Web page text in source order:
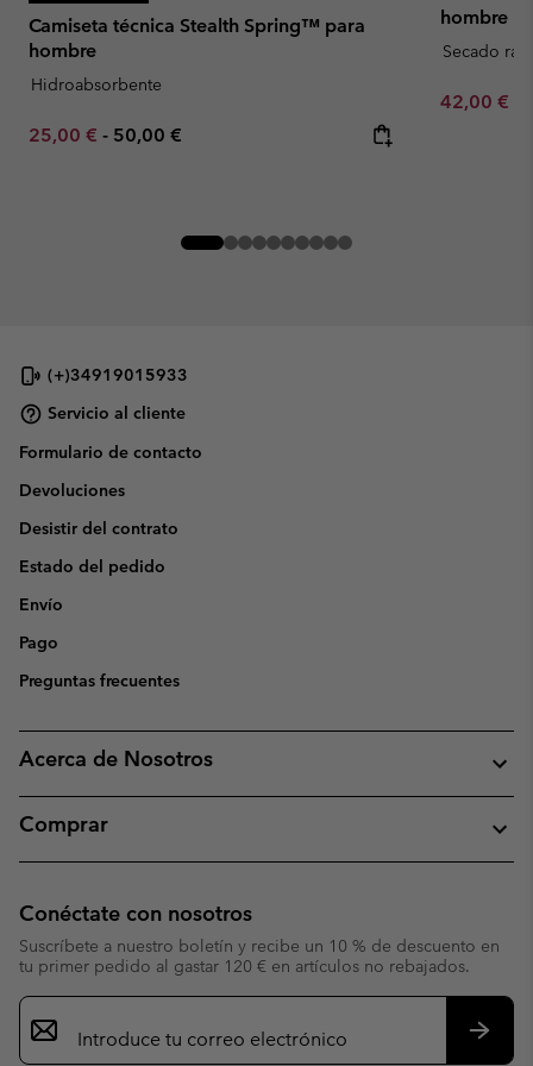
Camiseta técnica Stealth Spring™ para
hombre
Hidroabsorbente
Minimum sale price:
25,00 € - Maximum price:
50,00 €
hombre
Secado
Minimum
42,00 €
(+)34919015933
Servicio al cliente
Formulario de contacto
Devoluciones
Desistir del contrato
Estado del pedido
Envío
Pago
Preguntas frecuentes
Acerca de Nosotros
Comprar
Conéctate con nosotros
Suscríbete a nuestro boletín y recibe un 10 % de descuento en
tu primer pedido al gastar 120 € en artículos no rebajados.
Suscripción
de
correo